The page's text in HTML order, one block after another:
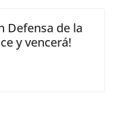
Defensa de la
y vencerá!